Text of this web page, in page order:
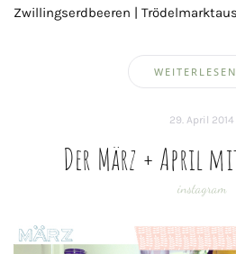
Zwillingserdbeeren |
29. April 2014
Der März + April
instagram